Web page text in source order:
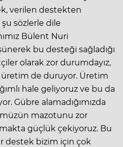
verilen destekten
sözlerle dile
Bülent Nuri
bu desteği sağladığı
olarak zor durumdayız,
üretim de duruyor. Üretim
hale geliyoruz ve bu da
Gübre alamadığımızda
mazotunu zor
güçlük çekiyoruz. Bu
destek bizim için çok